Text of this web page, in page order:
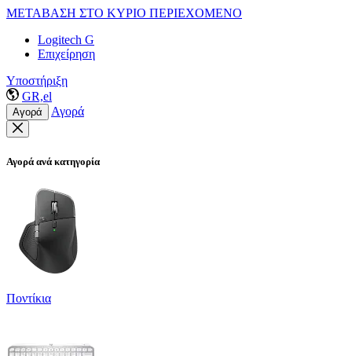
ΜΕΤΑΒΑΣΗ ΣΤΟ ΚΥΡΙΟ ΠΕΡΙΕΧΟΜΕΝΟ
Logitech G
Επιχείρηση
Υποστήριξη
GR,el
Αγορά Αγορά
Αγορά ανά κατηγορία
Ποντίκια